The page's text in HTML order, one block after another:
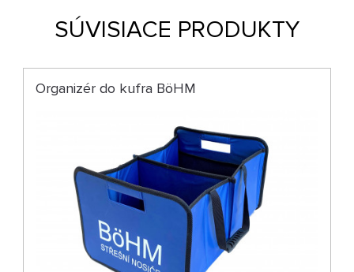
SÚVISIACE PRODUKTY
Organizér do kufra BöHM